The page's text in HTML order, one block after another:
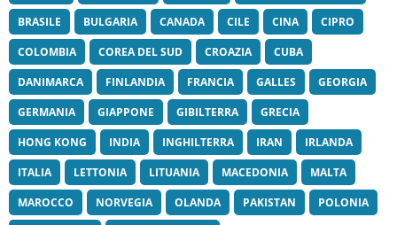
BRASILE
BULGARIA CANADA CILE CINA
CIPRO
COLOMBIA
COREA DEL SUD CROAZIA
CUBA
DANIMARCA
FINLANDIA FRANCIA GALLES
GEORGIA
GERMANIA
GIAPPONE GIBILTERRA
GRECIA
HONG KONG
INDIA INGHILTERRA IRAN
IRLANDA
ITALIA
LETTONIA LITUANIA MACEDONIA
MALTA
MAROCCO
NORVEGIA OLANDA PAKISTAN
POLONIA